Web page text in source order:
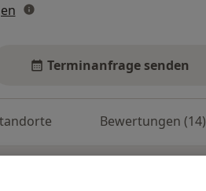
Terminanfrage senden
Bewertungen (14)